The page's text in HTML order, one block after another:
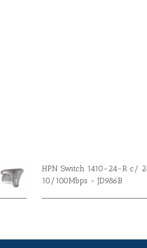
HPN Switch 1410-24-R c/
10/100Mbps - JD986B